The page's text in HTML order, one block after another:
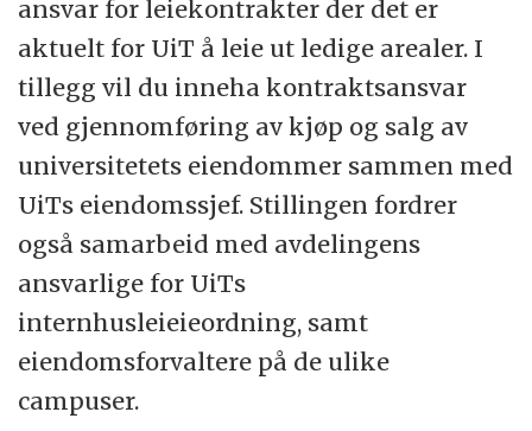
Harstad. UiT har sju fakulteter, 40
institutter og sentre, og ledende
forskningsmiljøer innenfor ulike fag.
Universitetet har 269 studieprogrammer og
har fokus på utdanningskvalitet.
Akademisk frihet, vitenskapelige og
forskningsetiske prinsipper ligger til grunn
for hele UiT sin virksomhet. Medvirkning,
medbestemmelse, åpenhet og gode
prosesser skal gi det beslutningsgrunnlaget
ansvar for leiekontrakter der det er
aktuelt for UiT å leie ut ledige arealer. I
tillegg vil du inneha kontraktsansvar
ved gjennomføring av kjøp og salg av
universitetets eiendommer sammen med
UiTs eiendomssjef. Stillingen fordrer
også samarbeid med avdelingens
ansvarlige for UiTs
internhusleieieordning, samt
eiendomsforvaltere på de ulike
campuser.